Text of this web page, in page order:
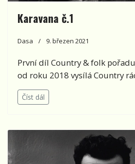
Karavana č.1
Dasa 9. březen 2021
První díl Country & folk
od roku 2018 vysílá Country
Číst dál